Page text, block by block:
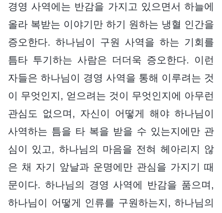
경영 사역에는 반감을 가지고 있으면서 하늘에
올라 복받는 이야기만 하기 원하는 냉혈 인간을
증오한다. 하나님이 구원 사역을 하는 기회를
틈타 투기하는 사람은 더더욱 증오한다. 이런
자들은 하나님이 경영 사역을 통해 이루려는 것
이 무엇인지, 얻으려는 것이 무엇인지에 아무런
관심도 없으며, 자신이 어떻게 해야 하나님이
사역하는 틈을 타 복을 받을 수 있는지에만 관
심이 있고, 하나님의 마음을 전혀 헤아리지 않
은 채 자기 앞날과 운명에만 관심을 가지기 때
문이다. 하나님의 경영 사역에 반감을 품으며,
하나님이 어떻게 인류를 구원하는지, 하나님의